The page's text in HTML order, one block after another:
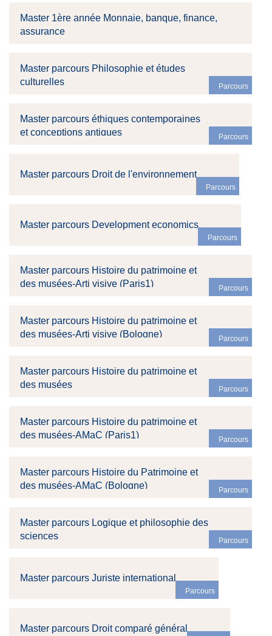
Master 1ère année Monnaie, banque, finance,
assurance
Master parcours Philosophie et études
culturelles
Parcours
Master parcours éthiques contemporaines
et conceptions antiques
Parcours
Master parcours Droit de l'environnement
Parcours
Master parcours Development economics
Parcours
Master parcours Histoire du patrimoine et
des musées-Arti visive (Paris1)
Parcours
Master parcours Histoire du patrimoine et
des musées-Arti visive (Bologne)
Parcours
Master parcours Histoire du patrimoine et
des musées
Parcours
Master parcours Histoire du patrimoine et
des musées-AMaC (Paris1)
Parcours
Master parcours Histoire du Patrimoine et
des musées-AMaC (Bologne)
Parcours
Master parcours Logique et philosophie des
sciences
Parcours
Master parcours Juriste international
Parcours
Master parcours Droit comparé général